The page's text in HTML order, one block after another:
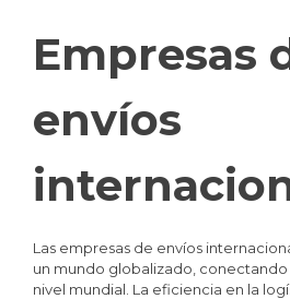
Empresas
envíos
Las empresas de envíos
un mundo globalizado, conectando
nivel mundial. La eficiencia en la